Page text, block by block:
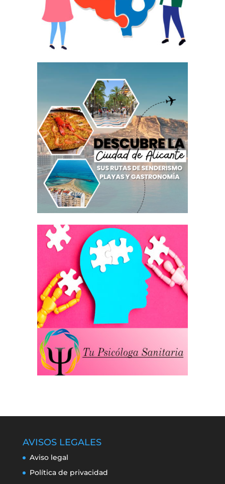
AVISOS LEGALES
Aviso legal
Política de privacidad